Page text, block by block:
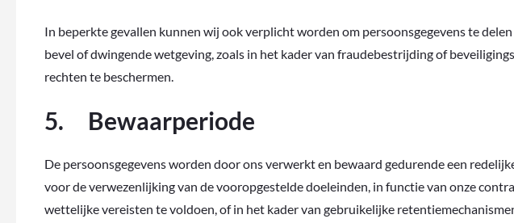
In beperkte gevallen kunnen wij ook verplicht worden om persoonsgegevens te
bevel of dwingende wetgeving, zoals in het kader van fraudebestrijding of
rechten te beschermen.
5. Bewaarperiode
De persoonsgegevens worden door ons verwerkt en bewaard gedurende een
voor de verwezenlijking van de vooropgestelde doeleinden, in functie van onze
wettelijke vereisten te voldoen, of in het kader van gebruikelijke